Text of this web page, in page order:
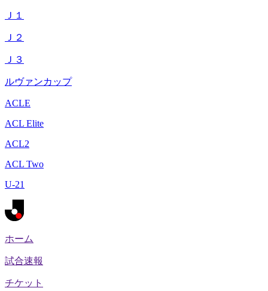
Ｊ１
Ｊ２
Ｊ３
ルヴァンカップ
ACLE
ACL Elite
ACL2
ACL Two
U-21
ホーム
試合速報
チケット